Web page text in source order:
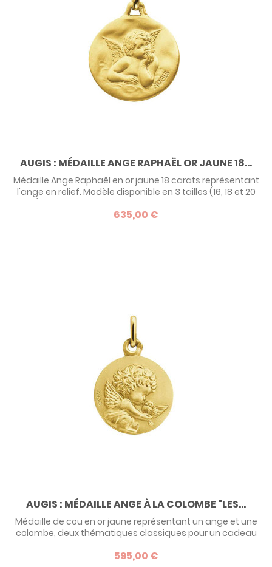
AUGIS : MÉDAILLE ANGE RAPHAËL OR JAUNE 18...
Médaille Ange Raphaël en or jaune 18 carats représentant
l'ange en relief. Modèle disponible en 3 tailles (16, 18 et 20
mm). Verso lisse permettant la gravure d'un prénom et
d'une date.
635,00 €
AUGIS : MÉDAILLE ANGE À LA COLOMBE "LES...
Médaille de cou en or jaune représentant un ange et une
colombe, deux thématiques classiques pour un cadeau
Augis, cette médaille existe en 14 et en 16 mm, elle est
595,00 €